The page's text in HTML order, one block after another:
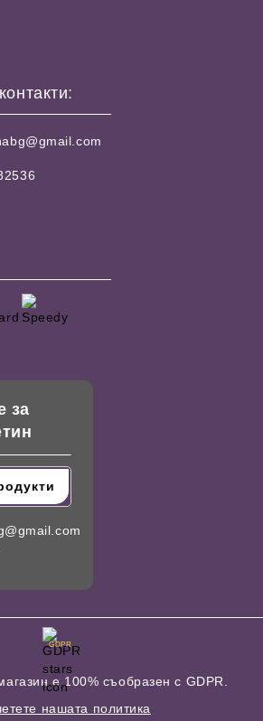
за
GDPR
е 100% съобразен с GDPR.
нашата политика